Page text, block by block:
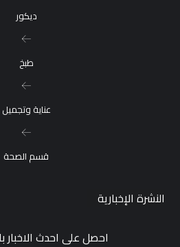
ديكور
طبخ
عناية وتجميل
قسم الصحة
النشرة الإخبارية
احصل على احدث الاخبار